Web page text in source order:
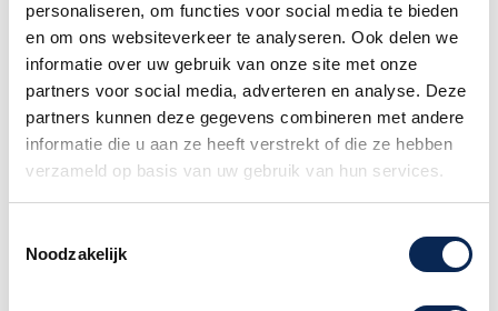
personaliseren, om functies voor social media te bieden
en om ons websiteverkeer te analyseren. Ook delen we
informatie over uw gebruik van onze site met onze
partners voor social media, adverteren en analyse. Deze
partners kunnen deze gegevens combineren met andere
informatie die u aan ze heeft verstrekt of die ze hebben
verzameld op basis van uw gebruik van hun services.
Noodzakelijk
Gratis verzending
Vanaf €75
Exacte levertijd weten?
Bel naar de winkel! 020-6265611
Het kiezen van eenDHL service punt is niet
mogelijk wanneer uw bestelling een piano of